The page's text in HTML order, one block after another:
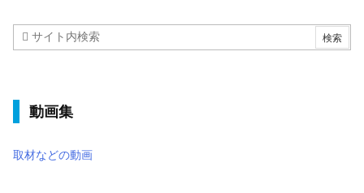
動画集
取材などの動画